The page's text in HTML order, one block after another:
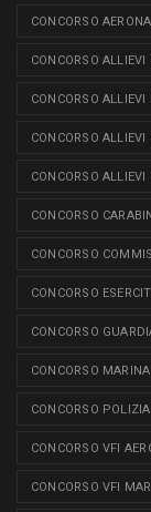
CONCORSO
CONCORSO
CONCORSO
CONCORSO
CONCORSO
CONCORSO
CONCORSO
CONCORSO
CONCORSO
CONCORSO
CONCORSO
CONCORSO VFI
CONCORSO VFI